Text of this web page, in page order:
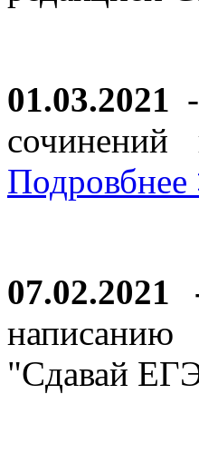
01.03.2021
Подровбнее
07.02.2021
"Сдавай